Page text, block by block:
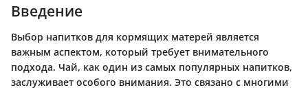
Введение
Выбор напитков для кормящих матерей является
важным аспектом, который требует внимательного
подхода. Чай, как один из самых популярных напитков,
заслуживает особого внимания. Это связано с многими